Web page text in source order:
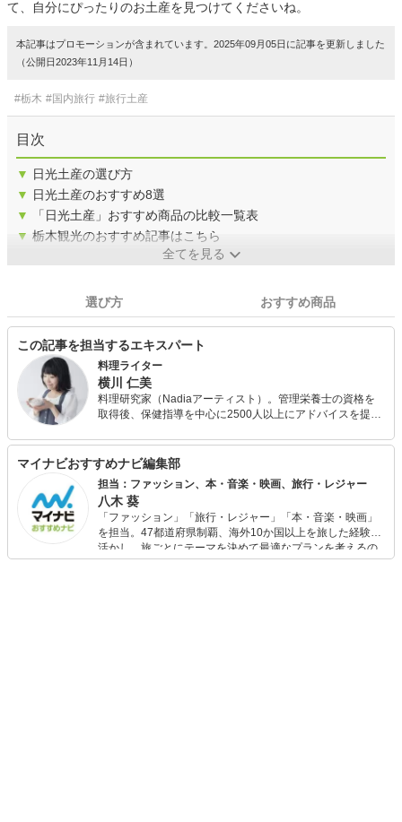
て、自分にぴったりのお土産を見つけてくださいね。
本記事はプロモーションが含まれています。2025年09月05日に記事を更新しました
（公開日2023年11月14日）
#栃木 #国内旅行 #旅行土産
目次
▼ 日光土産の選び方
▼ 日光土産のおすすめ8選
▼
「日光土産」おすすめ商品の比較一覧表
▼ 栃木観光のおすすめ記事はこちら
全てを見る
選び方 おすすめ商品
この記事を担当するエキスパート
料理ライター
横川 仁美
料理研究家（Nadiaアーティスト）。管理栄養士の資格を
取得後、保健指導を中心に2500人以上にアドバイスを提
特に家庭的な料理の考案に力を入れ、企業のブランドイメ
ージやコンセプトに沿った料理を提案し、消費者に商品の
価値を伝える役割を果たしている。
マイナビおすすめナビ編集部
担当：ファッション、本・音楽・映画、旅行・レジャー
八木 葵
「ファッション」「旅行・レジャー」「本・音楽・映画」
を担当。47都道府県制覇、海外10か国以上を旅した経験を
活かし、旅ごとにテーマを決めて最適なプランを考えるの
が得意。また、アパレルショップでの販売経験もあり。誰